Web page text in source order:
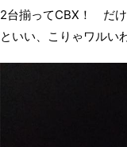
2台揃ってCBX！ だけ
といい、こりゃワルい